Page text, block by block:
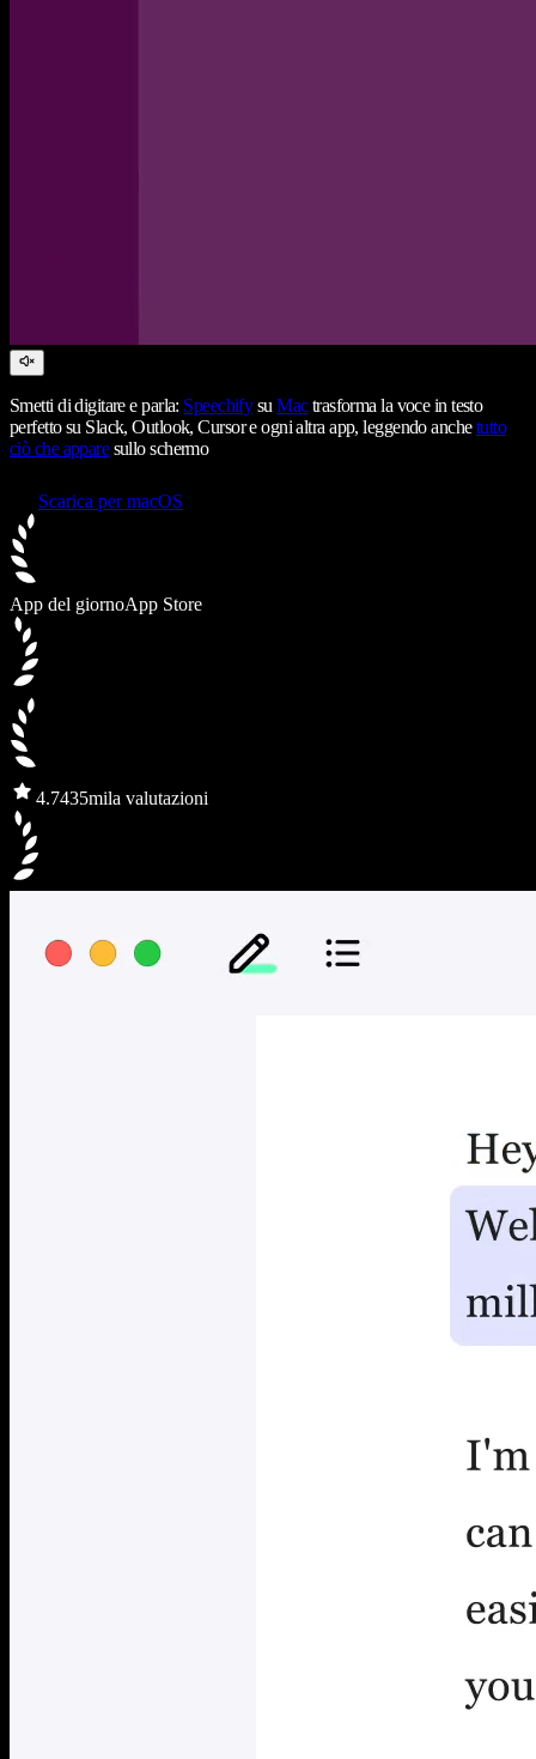
Smetti di digitare e parla: SpeechifysuMactrasforma la voce in testo
perfetto su Slack, Outlook, Cursor e ogni altra app, leggendo anchetutto
ciò che apparesullo schermo
Scarica per macOS
App del giornoApp Store
4.7435mila valutazioni